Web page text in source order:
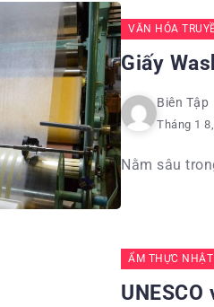
VĂN HÓA
Giấy
Biên Tập
Tháng 1
Nằm sâu
ẨM THỰC NHẬT